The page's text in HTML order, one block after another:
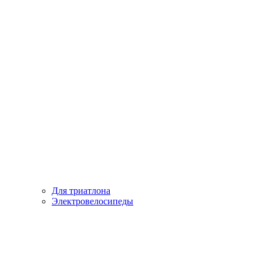
Для триатлона
Электровелосипеды